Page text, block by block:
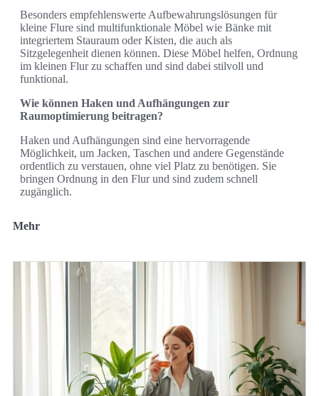
Besonders empfehlenswerte Aufbewahrungslösungen für
kleine Flure sind multifunktionale Möbel wie Bänke mit
integriertem Stauraum oder Kisten, die auch als
Sitzgelegenheit dienen können. Diese Möbel helfen, Ordnung
im kleinen Flur zu schaffen und sind dabei stilvoll und
funktional.
Wie können Haken und Aufhängungen zur
Raumoptimierung beitragen?
Haken und Aufhängungen sind eine hervorragende
Möglichkeit, um Jacken, Taschen und andere Gegenstände
ordentlich zu verstauen, ohne viel Platz zu benötigen. Sie
bringen Ordnung in den Flur und sind zudem schnell
zugänglich.
Mehr